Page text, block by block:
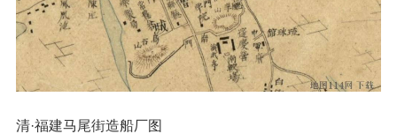
清·福建马尾街造船厂图